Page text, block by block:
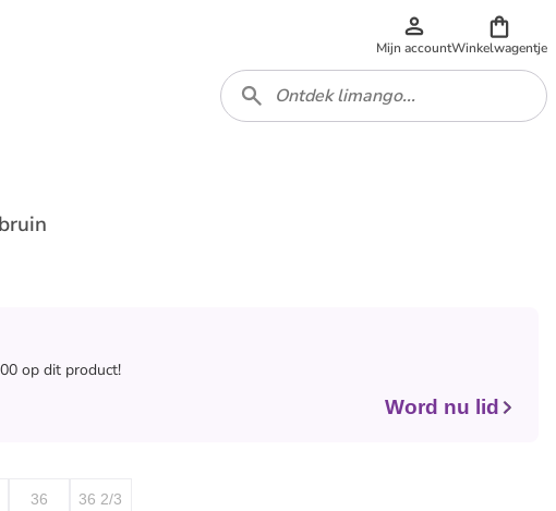
Mijn accountWinkelwagentje
op dit product!
Word nu lid
36 36 2/3